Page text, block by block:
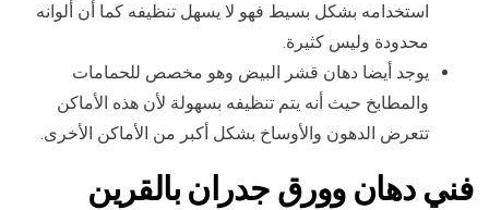
استخدامه بشكل بسيط فهو لا يسهل تنظيفه كما أن ألوانه
محدودة وليس كثيرة.
يوجد أيضا دهان قشر البيض وهو مخصص للحمامات
والمطابخ حيث أنه يتم تنظيفه بسهولة لأن هذه الأماكن
تتعرض الدهون والأوساخ بشكل أكبر من الأماكن الأخرى.
فني دهان وورق جدران بالقرين